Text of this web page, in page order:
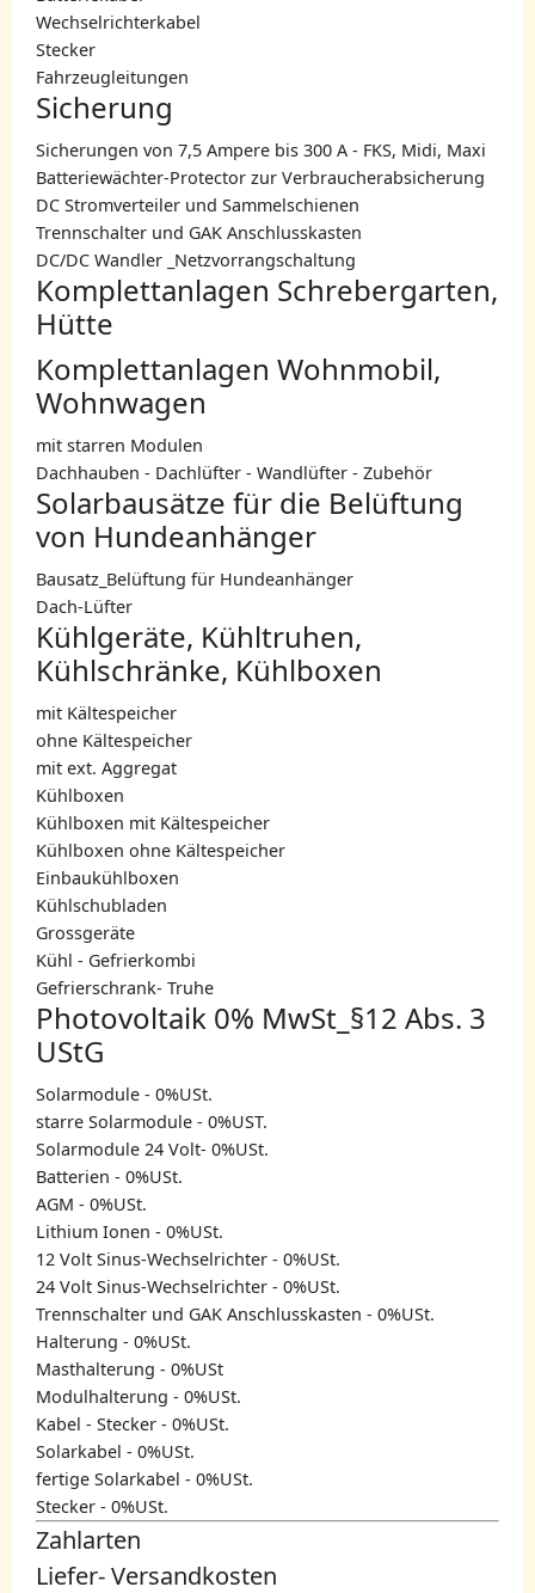
Wechselrichterkabel
Stecker
Fahrzeugleitungen
Sicherung
Sicherungen von 7,5 Ampere bis 300 A - FKS, Midi, Maxi
Batteriewächter-Protector zur Verbraucherabsicherung
DC Stromverteiler und Sammelschienen
Trennschalter und GAK Anschlusskasten
DC/DC Wandler _Netzvorrangschaltung
Komplettanlagen Schrebergarten,
Hütte
Komplettanlagen Wohnmobil,
Wohnwagen
mit starren Modulen
Dachhauben - Dachlüfter - Wandlüfter - Zubehör
Solarbausätze für die Belüftung
von Hundeanhänger
Bausatz_Belüftung für Hundeanhänger
Dach-Lüfter
Kühlgeräte, Kühltruhen,
Kühlschränke, Kühlboxen
mit Kältespeicher
ohne Kältespeicher
mit ext. Aggregat
Kühlboxen
Kühlboxen mit Kältespeicher
Kühlboxen ohne Kältespeicher
Einbaukühlboxen
Kühlschubladen
Grossgeräte
Kühl - Gefrierkombi
Gefrierschrank- Truhe
Photovoltaik 0% MwSt_§12 Abs. 3
UStG
Solarmodule - 0%USt.
starre Solarmodule - 0%UST.
Solarmodule 24 Volt- 0%USt.
Batterien - 0%USt.
AGM - 0%USt.
Lithium Ionen - 0%USt.
12 Volt Sinus-Wechselrichter - 0%USt.
24 Volt Sinus-Wechselrichter - 0%USt.
Trennschalter und GAK Anschlusskasten - 0%USt.
Halterung - 0%USt.
Masthalterung - 0%USt
Modulhalterung - 0%USt.
Kabel - Stecker - 0%USt.
Solarkabel - 0%USt.
fertige Solarkabel - 0%USt.
Stecker - 0%USt.
Zahlarten
Liefer- Versandkosten